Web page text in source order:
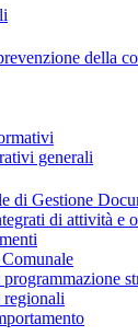
della
generali
di Gestione
di attività e
regionali